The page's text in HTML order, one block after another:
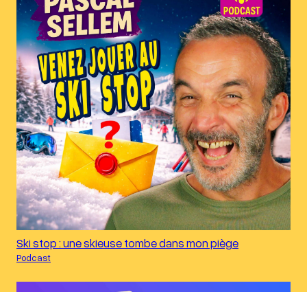
Ski stop : une skieuse tombe dans mon piège
Podcast